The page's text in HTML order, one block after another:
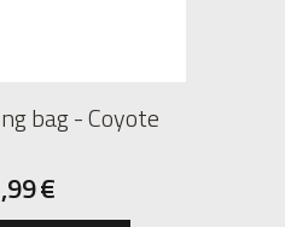
bag - Coyote
€